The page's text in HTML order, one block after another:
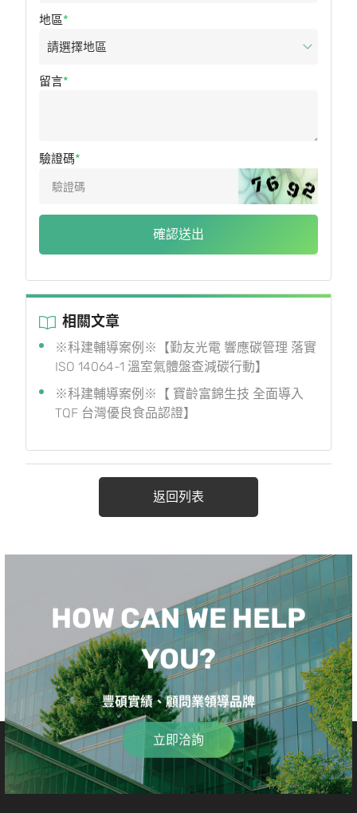
地區
留言
驗證碼
確認送出
相關文章
※科建輔導案例※【勤友光電 響應碳管理 落實
ISO 14064-1 溫室氣體盤查減碳行動】
※科建輔導案例※【 寶齡富錦生技 全面導入
TQF 台灣優良食品認證】
返回列表
HOW CAN WE HELP
YOU?
豐碩實績、顧問業領導品牌
立即洽詢